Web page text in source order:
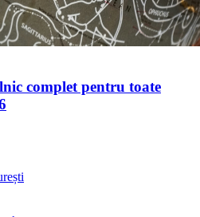
complet pentru toate